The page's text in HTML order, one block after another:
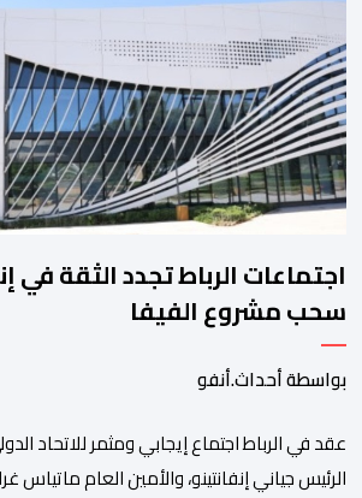
مشروع من نوعه في ظل ولايته الحكومية. هذه
ارتكزت على 4 أولويات، كما حملت ألحت على
التسيير، بل وتقييد التوظيف إلا في حالة الضرورة. […]
اجتماعات الرباط تجدد الثقة في
سحب مشروع الفيفا
بواسطة أحداث.أنفو
عقد في الرباط اجتماع إيجابي ومثمر للاتحاد
الرئيس جياني إنفانتينو، والأمين العام ماتياس